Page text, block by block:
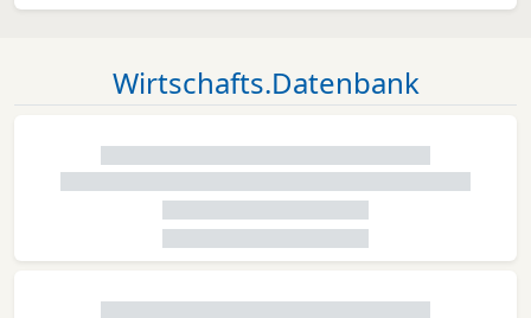
Wirtschafts.Datenbank